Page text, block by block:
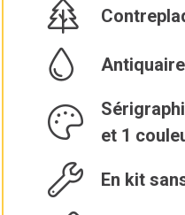
et 1
En kit